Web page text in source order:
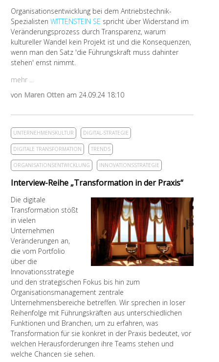
Organisationsentwicklung bei dem Antriebstechnik-
SpezialistenWITTENSTEIN SE spricht über Widerstand im
Veränderungsprozess durch Transparenz, warum
kultureller Wandel kein Projekt ist und die Konsequenzen,
wenn man den Satz 'die Führungskraft muss dahinter
stehen' ernst nimmt.
mehr ...
von Maren Otten am 24.09.24 18:10
UNTERNEHMENSKULTUR DIGITAL-STRATEGIE
DIGITALE TRANSFORMATION TRENDS
ORGANISATIONSENTWICKLUNG INNOVATIONSSTRATEGIE
Interview-Reihe „Transformation in der Praxis“
Die digitale
Transformation stößt
in vielen
Unternehmen
Veränderungen an,
die vom Portfolio
über die
Innovationsstrategie
und den strategischen Fokus bis hin zum
Organisationsmanagement zentrale
Unternehmensbereiche betreffen. Wir sprechen in loser
Reihenfolge mit Führungskräften aus unterschiedlichen
Funktionen und Branchen, um zu erfahren, was
Transformation für sie konkret in der Praxis bedeutet, vor
welchen Herausforderungen ihre Teams stehen und
welche Chancen sie sehen.